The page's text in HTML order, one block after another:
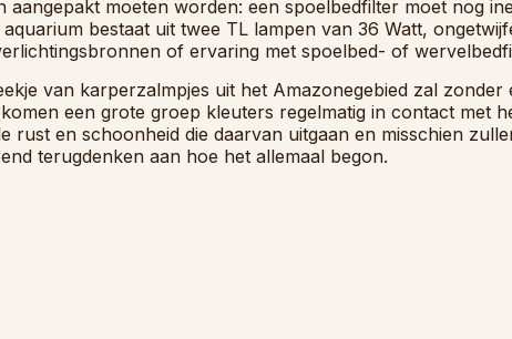
aangepakt moeten worden: een spoelbedfilter moet nog
bestaat uit twee TL lampen van 36 Watt,
of ervaring met spoelbed- of
van karperzalmpjes uit het Amazonegebied zal
een grote groep kleuters regelmatig in contact met
rust en schoonheid die daarvan uitgaan en misschien
terugdenken aan hoe het allemaal begon.